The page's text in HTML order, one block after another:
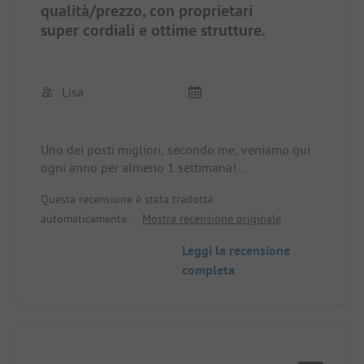
non disturba il sonno.
Smaltimento dei bagni chimici 👍🏼
qualità/prezzo, con proprietari
super cordiali e ottime strutture.
Lisa
Uno dei posti migliori, secondo me, veniamo qui
ogni anno per almeno 1 settimana!
un'altalena, non c'è un parco giochi, ma un'area
super grande dove si può godere della natura e
Ci sono sentieri per passeggiate e possibilità di
Questa recensione è stata tradotta
automaticamente.
Mostra recensione originale
Leggi la recensione
completa